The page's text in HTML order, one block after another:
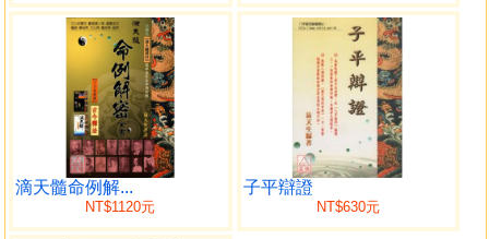
好奇心使我從小時侯對科學產生興趣，追求及探索科
學，遇到問題會即時從書上或找老師尋找答案，一定要把問
題弄清楚，以使日常生活所見的物理現象，用邏輯及方程式
都能夠解釋。工作後好奇心亦使我開始接觸八字命學，斷斷
續續差不多有20年了，始終在運用上有時準有時不準。雖然
八字命學，亦有它的一套邏輯及運算方式，花了二十年的時
滴天髓命例解...
NT$1120元
子平辯證
NT$630元